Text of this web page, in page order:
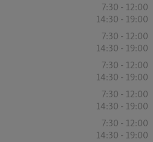
7:30 - 12:00
14:30 - 19:00
7:30 - 12:00
14:30 - 19:00
7:30 - 12:00
14:30 - 19:00
7:30 - 12:00
14:30 - 19:00
7:30 - 12:00
14:30 - 19:00